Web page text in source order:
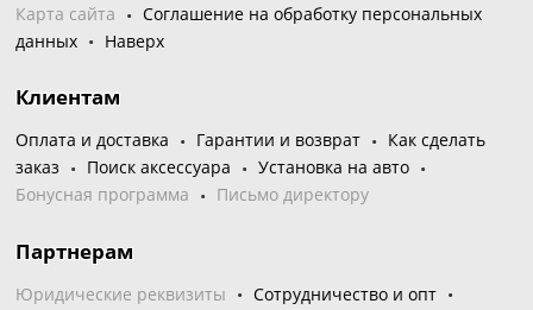
Карта сайта
Соглашение на обработку персональных
данных
Наверх
Клиентам
Оплата и доставка Гарантии и возврат
Как сделать
заказ
Поиск аксессуара
Установка на авто
Бонусная программа
Письмо директору
Партнерам
Юридические реквизиты
Сотрудничество и опт